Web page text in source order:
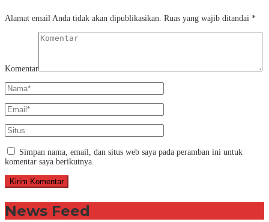
Alamat email Anda tidak akan dipublikasikan. Ruas yang wajib ditandai *
Komentar
Simpan nama, email, dan situs web saya pada peramban ini untuk
komentar saya berikutnya.
News Feed